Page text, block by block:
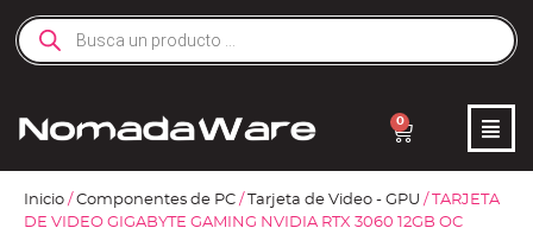
0
Inicio / Componentes de PC / Tarjeta de Video - GPU / TARJETA
DE VIDEO GIGABYTE GAMING NVIDIA RTX 3060 12GB OC